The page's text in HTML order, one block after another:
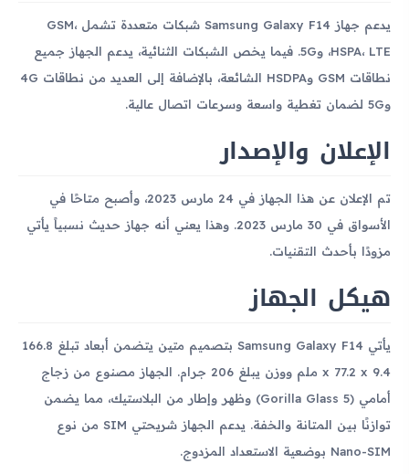
يدعم جهاز Samsung Galaxy F14 شبكات متعددة تشمل GSM،
HSPA، LTE، و5G. فيما يخص الشبكات الثنائية، يدعم الجهاز جميع
نطاقات GSM وHSDPA الشائعة، بالإضافة إلى العديد من نطاقات 4G
و5G لضمان تغطية واسعة وسرعات اتصال عالية.
الإعلان والإصدار
تم الإعلان عن هذا الجهاز في 24 مارس 2023، وأصبح متاحًا في
الأسواق في 30 مارس 2023. وهذا يعني أنه جهاز حديث نسبياً يأتي
مزودًا بأحدث التقنيات.
هيكل الجهاز
يأتي Samsung Galaxy F14 بتصميم متين يتضمن أبعاد تبلغ 166.8
x 77.2 x 9.4 ملم ووزن يبلغ 206 جرام. الجهاز مصنوع من زجاج
أمامي (Gorilla Glass 5) وظهر وإطار من البلاستيك، مما يضمن
توازنًا بين المتانة والخفة. يدعم الجهاز شريحتي SIM من نوع
Nano-SIM بوضعية الاستعداد المزدوج.